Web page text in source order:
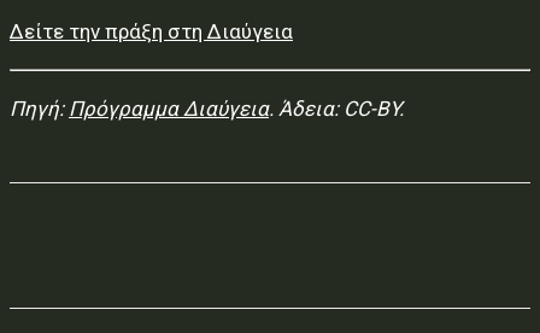
Δείτε την πράξη στη Διαύγεια
Πηγή: Πρόγραμμα Διαύγεια. Άδεια: CC-BY.